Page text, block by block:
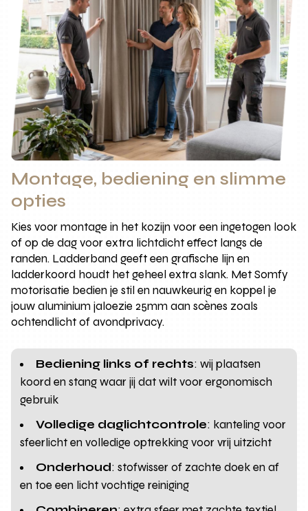
Montage, bediening en slimme
opties
Kies voor montage in het kozijn voor een ingetogen look
of op de dag voor extra lichtdicht effect langs de
randen. Ladderband geeft een grafische lijn en
ladderkoord houdt het geheel extra slank. Met Somfy
motorisatie bedien je stil en nauwkeurig en koppel je
jouw aluminium jaloezie 25mm aan scènes zoals
ochtendlicht of avondprivacy.
Bediening links of rechts: wij plaatsen
koord en stang waar jij dat wilt voor ergonomisch
gebruik
Volledige daglichtcontrole: kanteling voor
sfeerlicht en volledige optrekking voor vrij uitzicht
Onderhoud: stofwisser of zachte doek en af
en toe een licht vochtige reiniging